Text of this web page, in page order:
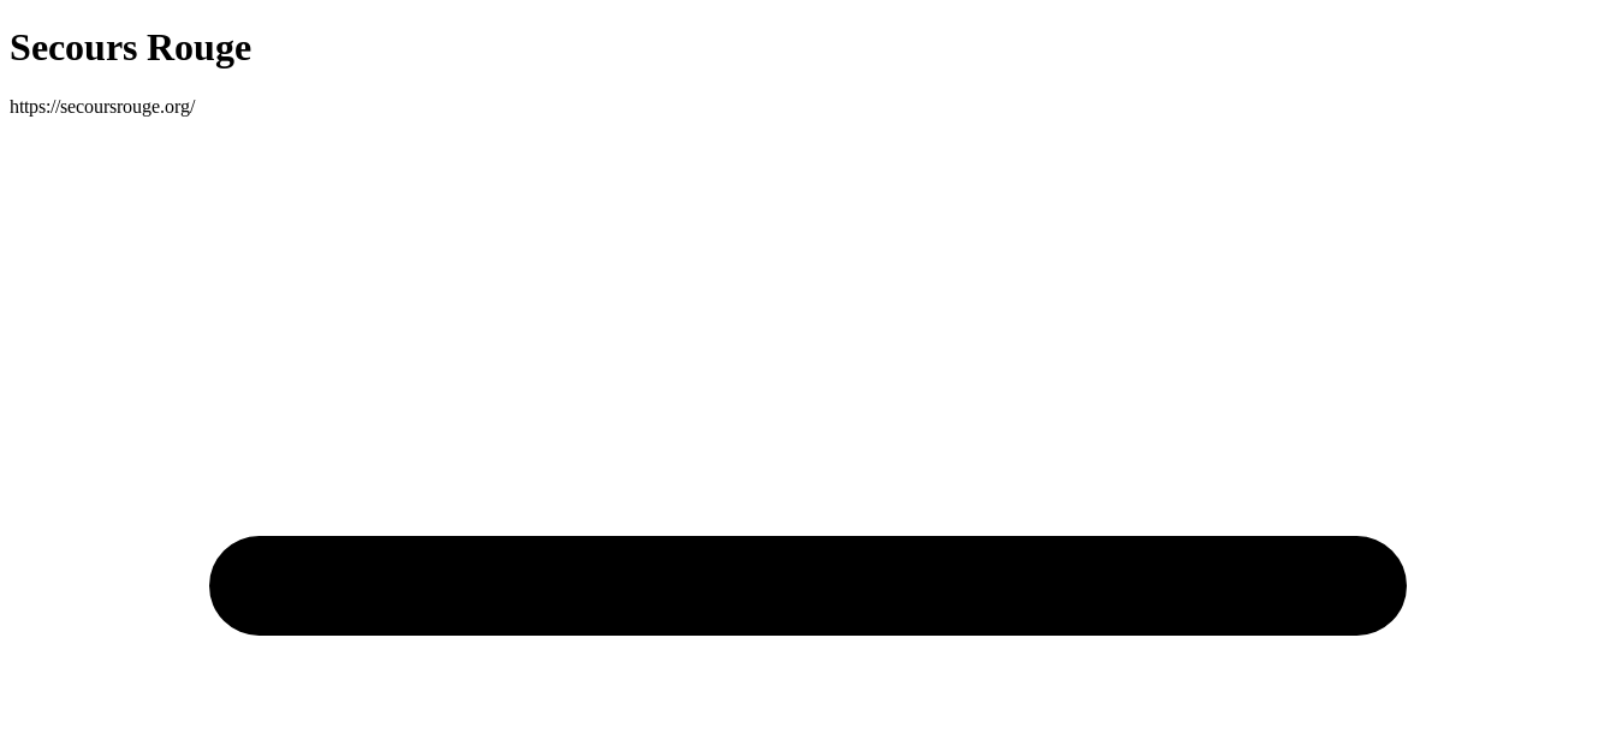
Secours Rouge
https://secoursrouge.org/